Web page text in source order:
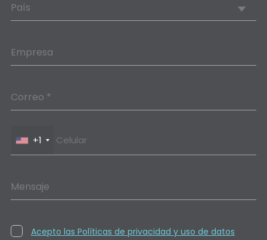
País
Empresa
Correo *
+1
Mensaje
Acepto las Políticas de privacidad y uso de datos